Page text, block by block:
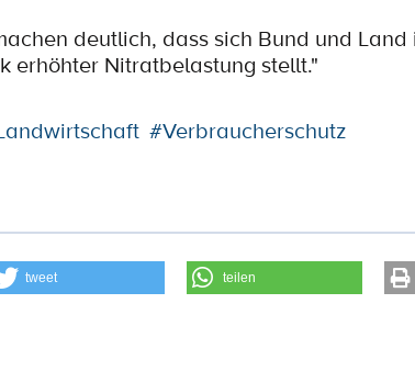
deutlich, dass sich Bund und
erhöhter Nitratbelastung stellt."
#Verbraucherschutz
tweet teilen